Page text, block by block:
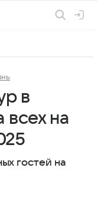
в
всех на
гостей на